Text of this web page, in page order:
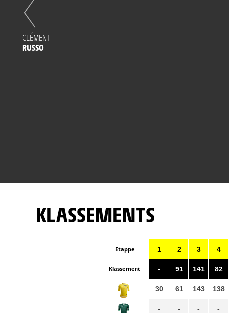
CLÉMENT
RUSSO
KLASSEMENTS
Etappe
Klassement
1
-
30
-
2
91
61
-
3
141
143
-
4
82
138
-